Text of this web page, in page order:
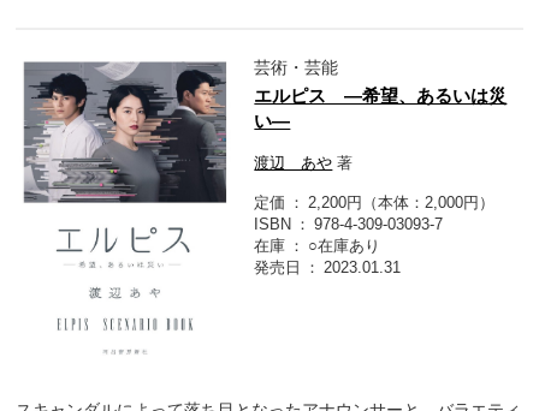
芸術・芸能
エルピス ―希望、あるいは災
い―
渡辺 あや 著
定価
2,200円（本体：2,000円）
ISBN
978-4-309-03093-7
在庫
○在庫あり
発売日
2023.01.31